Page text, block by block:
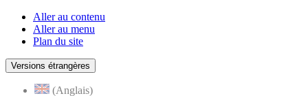
Aller au contenu
Aller au menu
Plan du site
Versions étrangères
(Anglais)